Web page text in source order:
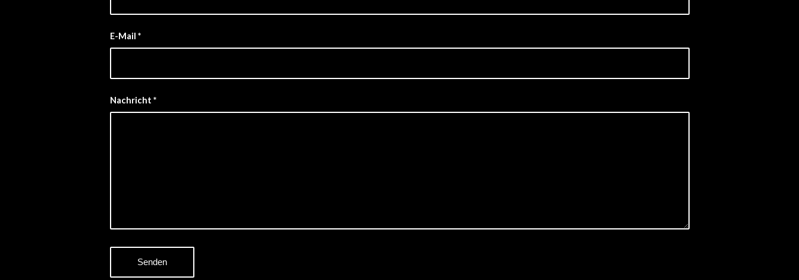
E-Mail *
Nachricht *